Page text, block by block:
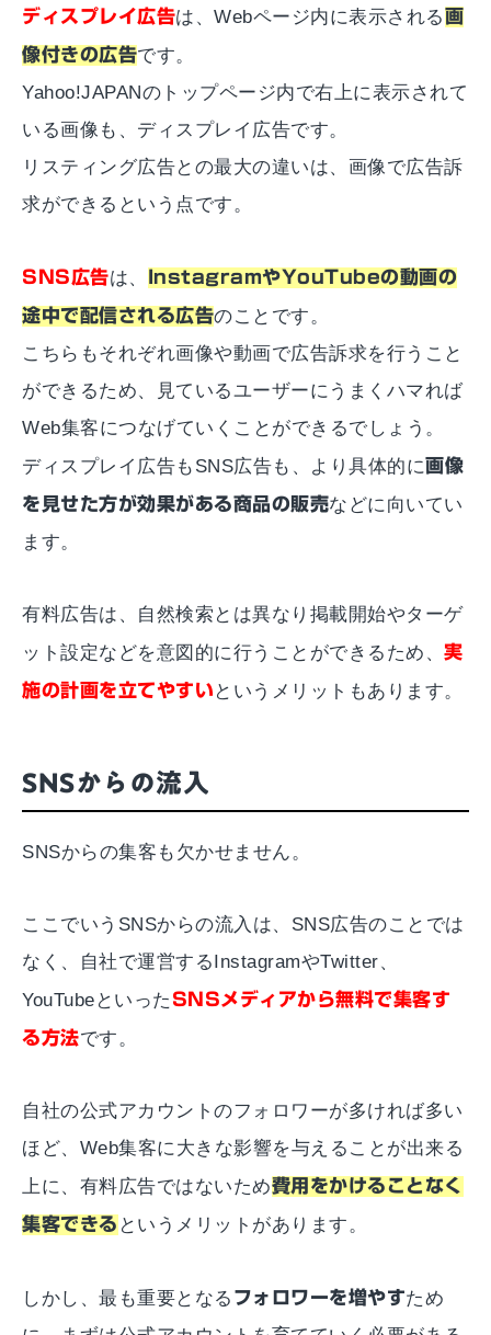
ディスプレイ広告は、Webページ内に表示される画
像付きの広告です。
Yahoo!JAPANのトップページ内で右上に表示されて
いる画像も、ディスプレイ広告です。
リスティング広告との最大の違いは、画像で広告訴
求ができるという点です。
SNS広告は、 InstagramやYouTubeの動画の
途中で配信される広告のことです。
こちらもそれぞれ画像や動画で広告訴求を行うこと
ができるため、見ているユーザーにうまくハマれば
Web集客につなげていくことができるでしょう。
ディスプレイ広告もSNS広告も、より具体的に画像
を見せた方が効果がある商品の販売などに向いてい
ます。
有料広告は、自然検索とは異なり掲載開始やターゲ
ット設定などを意図的に行うことができるため、実
施の計画を立てやすい というメリットもあります。
SNSからの流入
SNSからの集客も欠かせません。
ここでいうSNSからの流入は、SNS広告のことでは
なく、自社で運営するInstagramやTwitter、
YouTubeといった SNSメディアから無料で集客す
る方法です。
自社の公式アカウントのフォロワーが多ければ多い
ほど、Web集客に大きな影響を与えることが出来る
上に、有料広告ではないため費用をかけることなく
集客できる というメリットがあります。
しかし、最も重要となる フォロワーを増やすため